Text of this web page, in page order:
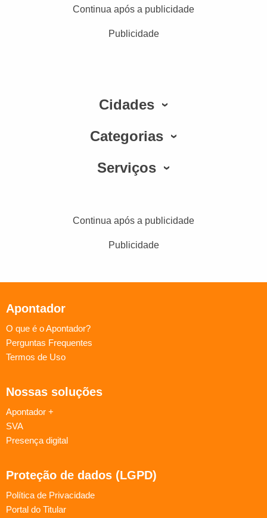
Continua após a publicidade
Publicidade
Cidades
Categorias
Serviços
Continua após a publicidade
Publicidade
Apontador
O que é o Apontador?
Perguntas Frequentes
Termos de Uso
Nossas soluções
Apontador +
SVA
Presença digital
Proteção de dados (LGPD)
Política de Privacidade
Portal do Titular